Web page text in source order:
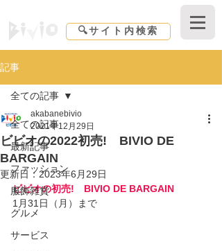
🔍サイト内検索
記事
全ての記事
最新記事
ファッション
服飾雑貨
グルメ
サービス
全ての記事
ビビオの2022初売! BIVIO DE
BARGAIN
akabanebivio
2021年12月29日
更新日： 2023年6月29日
ビビオの初売!　BIVIO DE BARGAIN
1月31日（月）まで